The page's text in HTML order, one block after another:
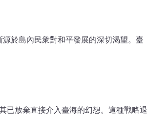
於島內民衆對和平發展的深切渴望。臺
已放棄直接介入臺海的幻想。這種戰略退